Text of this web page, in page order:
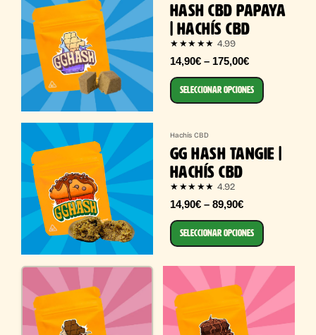
HASH CBD PAPAYA
| HACHÍS CBD
★★★★★ 4.99
14,90€ – 175,00€
SELECCIONAR OPCIONES
Hachís CBD
GG HASH TANGIE |
HACHÍS CBD
★★★★★ 4.92
14,90€ – 89,90€
SELECCIONAR OPCIONES